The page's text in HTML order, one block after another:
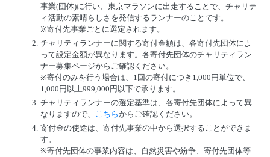
事業(団体)に行い、東京マラソンに出走することで、チャリテ
ィ活動の素晴らしさを発信するランナーのことです。
※寄付先事業ごとに選定されます。
2. チャリティランナーに関する寄付金額は、各寄付先団体によ
って設定金額が異なります。各寄付先団体のチャリティラン
ナー募集ページからご確認ください。
※寄付のみを行う場合は、1回の寄付につき1,000円単位で、
1,000円以上999,000円以下で承ります。
3. チャリティランナーの選定基準は、各寄付先団体によって異
なりますので、 こちらからご確認ください。
4. 寄付金の使途は、寄付先事業の中から選択することができま
す。
※寄付先団体の事業内容は、自然災害や紛争、寄付先団体等